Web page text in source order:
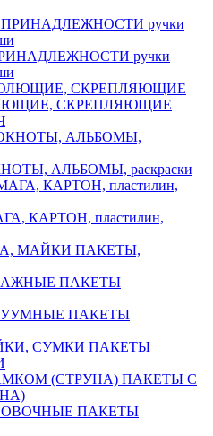
ручки
СКРЕПЛЯЮЩИЕ
АЛЬБОМЫ, раскраски
КАРТОН, пластилин,
ПАКЕТЫ,
ПАКЕТЫ
ПАКЕТЫ
ПАКЕТЫ
ПАКЕТЫ С
ПАКЕТЫ